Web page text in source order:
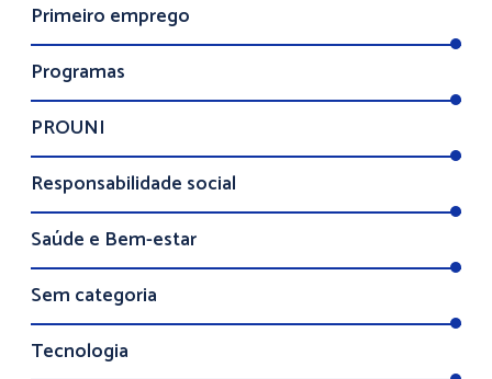
Primeiro emprego
Programas
PROUNI
Responsabilidade social
Saúde e Bem-estar
Sem categoria
Tecnologia